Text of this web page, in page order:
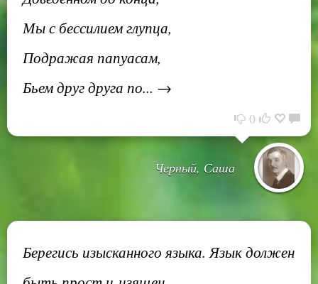
Мы с бессилием глупца,
Подражая папуасам,
Бьем друг друга по... →
0
Черный, Саша
Берегись изысканного языка. Язык должен